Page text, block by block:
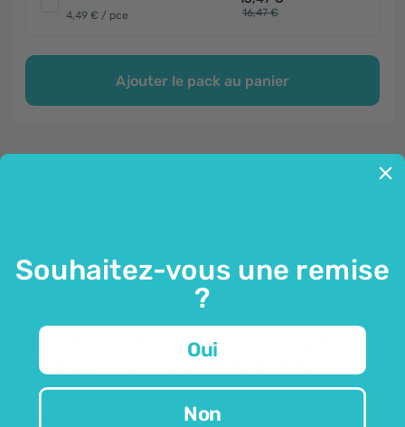
4,49 € / pce 16,47 €
Ajouter le pack au panier
Coudière élastique - pour la stabilisation.
La coudière coude Wundmed
ferme
La coudière soulage et soutient les muscles.
L'utilisation d'une attelle est recommandée
Souhaitez-vous une remise
?
Oui
Non